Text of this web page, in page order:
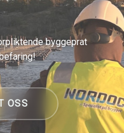
byggeprat
OSS